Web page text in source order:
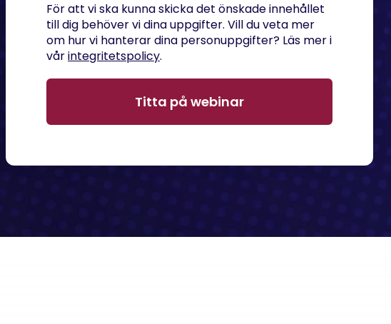
För att vi ska kunna skicka det önskade innehållet
till dig behöver vi dina uppgifter. Vill du veta mer
om hur vi hanterar dina personuppgifter? Läs mer i
vårintegritetspolicy.